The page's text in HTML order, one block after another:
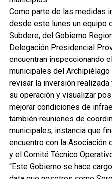
Como parte de las medidas
desde este lunes un equipo
Subdere, del Gobierno
Delegación Presidencial
encuentran inspeccionando
municipales del
revisar la inversión realizada
su operación y visualizar
mejorar condiciones de
también reuniones de
municipales, instancia que
encuentro con la Asociación
y el Comité Técnico
“Este Gobierno se hace